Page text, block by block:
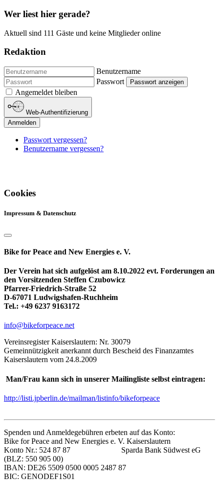
Wer liest hier gerade?
Aktuell sind 111 Gäste und keine Mitglieder online
Redaktion
Benutzername
Passwort
Passwort anzeigen
Angemeldet bleiben
Web-Authentifizierung
Anmelden
Passwort vergessen?
Benutzername vergessen?
Cookies
Impressum & Datenschutz
Bike for Peace and New Energies e. V.
Der Verein hat sich aufgelöst am 8.10.2022 evt. Forderungen an
den Vorsitzenden Steffen Czubowicz
Pfarrer-Friedrich-Straße 52
D-67071 Ludwigshafen-Ruchheim
Tel.: +49 6237 9163172
info@bikeforpeace.net
Vereinsregister Kaiserslautern: Nr. 30079
Gemeinnützigkeit anerkannt durch Bescheid des Finanzamtes
Kaiserslautern vom 24.8.2009
Man/Frau kann sich in unserer Mailingliste selbst eintragen:
http://listi.jpberlin.de/mailman/listinfo/bikeforpeace
Spenden und Anmeldegebühren erbeten auf das Konto:
Bike for Peace and New Energies e. V. Kaiserslautern
Konto Nr.: 524 87 87 Sparda Bank Südwest eG
(BLZ: 550 905 00)
IBAN: DE26 5509 0500 0005 2487 87
BIC: GENODEF1S01